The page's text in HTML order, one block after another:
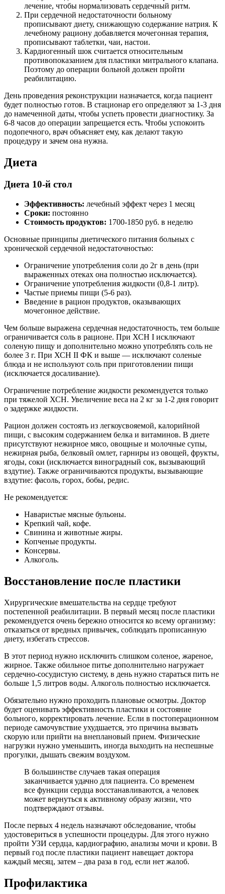
лечение, чтобы нормализовать сердечный ритм.
При сердечной недостаточности больному
прописывают диету, снижающую содержание натрия. К
лечебному рациону добавляется мочегонная терапия,
прописывают таблетки, чаи, настои.
Кардиогенный шок считается относительным
противопоказанием для пластики митрального клапана.
Поэтому до операции больной должен пройти
реабилитацию.
День проведения реконструкции назначается, когда пациент
будет полностью готов. В стационар его определяют за 1-3 дня
до намеченной даты, чтобы успеть провести диагностику. За
6-8 часов до операции запрещается есть. Чтобы успокоить
подопечного, врач объясняет ему, как делают такую
процедуру и зачем она нужна.
Диета
Диета 10-й стол
Эффективность: лечебный эффект через 1 месяц
Сроки: постоянно
Стоимость продуктов: 1700-1850 руб. в неделю
Основные принципы диетического питания больных с
хронической сердечной недостаточностью:
Ограничение употребления соли до 2г в день (при
выраженных отеках она полностью исключается).
Ограничение употребления жидкости (0,8-1 литр).
Частые приемы пищи (5-6 раз).
Введение в рацион продуктов, оказывающих
мочегонное действие.
Чем больше выражена сердечная недостаточность, тем больше
ограничивается соль в рационе. При ХСН I исключают
соленую пищу и дополнительно можно употреблять соль не
более 3 г. При ХСН II ФК и выше — исключают соленые
блюда и не используют соль при приготовлении пищи
(исключается досаливание).
Ограничение потребление жидкости рекомендуется только
при тяжелой ХСН. Увеличение веса на 2 кг за 1-2 дня говорит
о задержке жидкости.
Рацион должен состоять из легкоусвояемой, калорийной
пищи, с высоким содержанием белка и витаминов. В диете
присутствуют нежирное мясо, овощные и молочные супы,
нежирная рыба, белковый омлет, гарниры из овощей, фрукты,
ягоды, соки (исключается виноградный сок, вызывающий
вздутие). Также ограничиваются продукты, вызывающие
вздутие: фасоль, горох, бобы, редис.
Не рекомендуется:
Наваристые мясные бульоны.
Крепкий чай, кофе.
Свинина и животные жиры.
Копченые продукты.
Консервы.
Алкоголь.
Восстановление после пластики
Хирургические вмешательства на сердце требуют
постепенной реабилитации. В первый месяц после пластики
рекомендуется очень бережно относится ко всему организму:
отказаться от вредных привычек, соблюдать прописанную
диету, избегать стрессов.
В этот период нужно исключить слишком соленое, жареное,
жирное. Также обильное питье дополнительно нагружает
сердечно-сосудистую систему, в день нужно стараться пить не
больше 1,5 литров воды. Алкоголь полностью исключается.
Обязательно нужно проходить плановые осмотры. Доктор
будет оценивать эффективность пластики и состояние
больного, корректировать лечение. Если в постоперационном
периоде самочувствие ухудшается, это причина вызвать
скорую или прийти на внеплановый прием. Физические
нагрузки нужно уменьшить, иногда выходить на неспешные
прогулки, дышать свежим воздухом.
В большинстве случаев такая операция
заканчивается удачно для пациента. Со временем
все функции сердца восстанавливаются, а человек
может вернуться к активному образу жизни, что
подтверждают отзывы.
После первых 4 недель назначают обследование, чтобы
удостовериться в успешности процедуры. Для этого нужно
пройти УЗИ сердца, кардиографию, анализы мочи и крови. В
первый год после пластики пациент навещает доктора
каждый месяц, затем – два раза в год, если нет жалоб.
Профилактика